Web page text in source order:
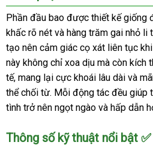
đôn
dên
Brave
man
gai
gân
bi
nổi
thước
Phần đầu bao được thiết kế giống
khấc rõ nét và hàng trăm gai nhỏ li
tạo nên cảm giác cọ xát liên tục
này không chỉ xoa dịu mà còn kích
tế, mang lại cực khoái lâu dài và
thể chối từ. Mỗi động tác đều giúp
tình trở nên ngọt ngào và hấp dẫn
Thông số kỹ thuật nổi bật ✅